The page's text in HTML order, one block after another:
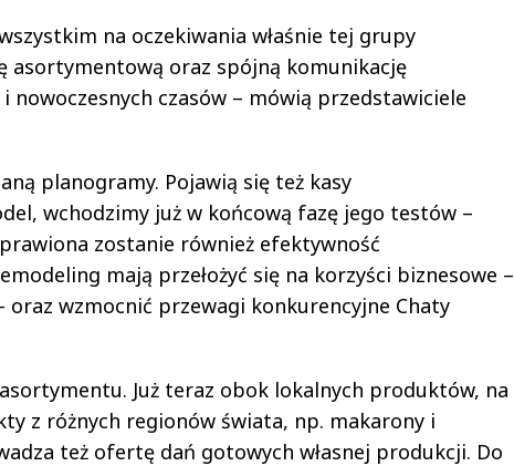
na oczekiwania właśnie tej grupy
asortymentową oraz spójną komunikację
nowoczesnych czasów – mówią przedstawiciele
planogramy. Pojawią się też kasy
wchodzimy już w końcową fazę jego testów –
zostanie również efektywność
mają przełożyć się na korzyści biznesowe –
wzmocnić przewagi konkurencyjne Chaty
Już teraz obok lokalnych produktów, na
z różnych regionów świata, np. makarony i
też ofertę dań gotowych własnej produkcji. Do